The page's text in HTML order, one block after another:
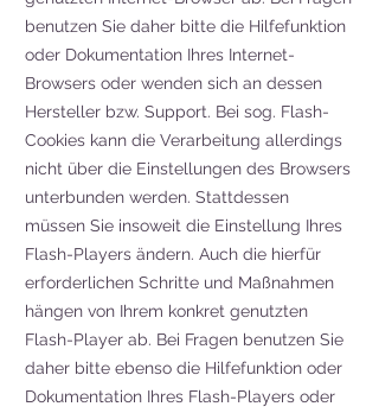
benutzen Sie daher bitte die Hilfefunktion
oder Dokumentation Ihres Internet-
Browsers oder wenden sich an dessen
Hersteller bzw. Support. Bei sog. Flash-
Cookies kann die Verarbeitung allerdings
nicht über die Einstellungen des Browsers
unterbunden werden. Stattdessen
müssen Sie insoweit die Einstellung Ihres
Flash-Players ändern. Auch die hierfür
erforderlichen Schritte und Maßnahmen
hängen von Ihrem konkret genutzten
Flash-Player ab. Bei Fragen benutzen Sie
daher bitte ebenso die Hilfefunktion oder
Dokumentation Ihres Flash-Players oder